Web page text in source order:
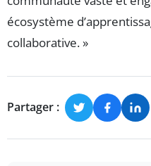
écosystème
collaborative. »
Partager :